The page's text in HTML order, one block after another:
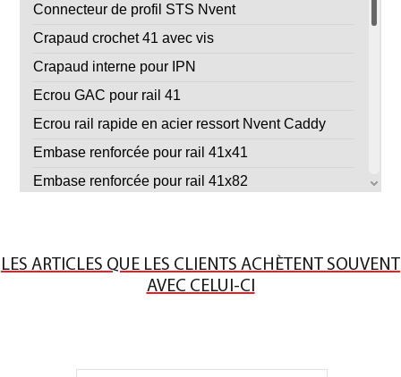
Connecteur de profil STS Nvent
Crapaud crochet 41 avec vis
Crapaud interne pour IPN
Ecrou GAC pour rail 41
Ecrou rail rapide en acier ressort Nvent Caddy
Embase renforcée pour rail 41x41
Embase renforcée pour rail 41x82
Equerre 90° 4 trous pour rail 41 EZ
Equerre orientable à plat
rouleau de 30 mètres
LES ARTICLES QUE LES CLIENTS ACHÈTENT SOUVENT
AVEC CELUI-CI